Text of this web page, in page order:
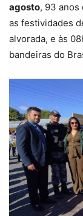
agosto, 93 anos
as festividades
alvorada, e às
bandeiras do